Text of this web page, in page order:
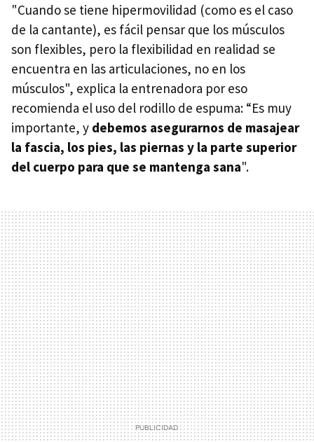
"Cuando se tiene hipermovilidad (como es el caso
de la cantante), es fácil pensar que los músculos
son flexibles, pero la flexibilidad en realidad se
encuentra en las articulaciones, no en los
músculos", explica la entrenadora por eso
recomienda el uso del rodillo de espuma: “Es muy
importante, y debemos asegurarnos de masajear
la fascia, los pies, las piernas y la parte superior
del cuerpo para que se mantenga sana".